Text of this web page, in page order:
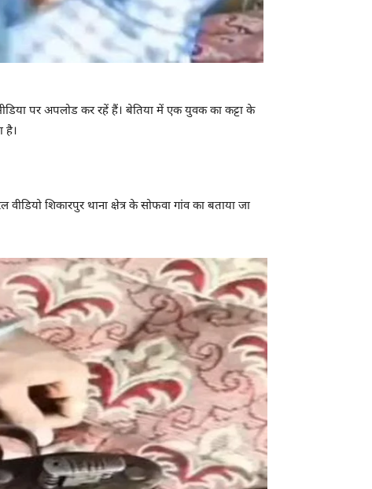
पर अपलोड कर रहें हैं। बेतिया में एक युवक का कट्टा के
है।
शिकारपुर थाना क्षेत्र के सोफवा गांव का बताया जा